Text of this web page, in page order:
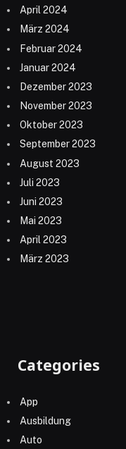
April 2024
März 2024
Februar 2024
Januar 2024
Dezember 2023
November 2023
Oktober 2023
September 2023
August 2023
Juli 2023
Juni 2023
Mai 2023
April 2023
März 2023
Categories
App
Ausbildung
Auto